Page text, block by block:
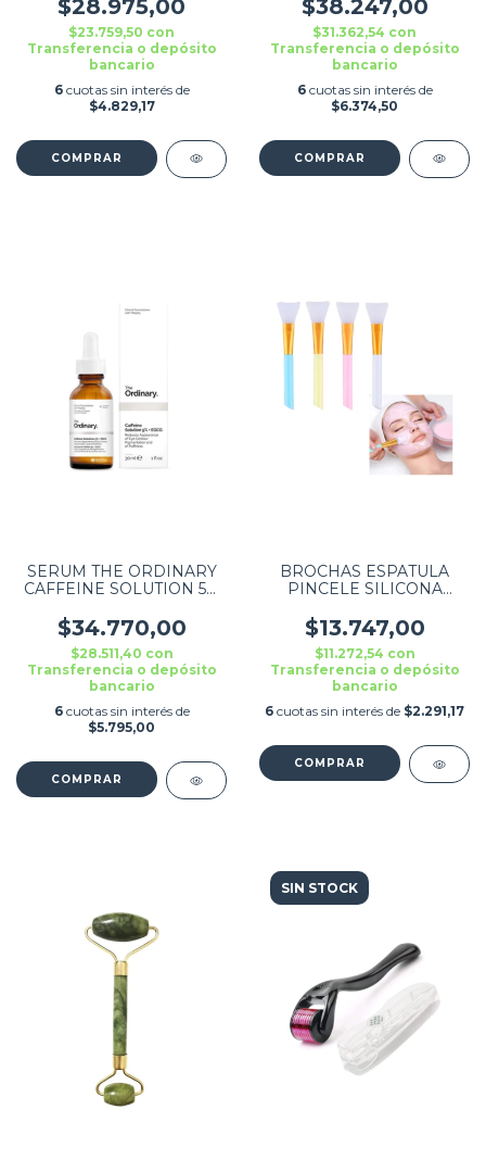
30ML
$28.975,00
$23.759,50 con
Transferencia o depósito
bancario
6 cuotas sin interés de
$4.829,17
$38.247,00
$31.362,54 con
Transferencia o depósito
bancario
6 cuotas sin interés de
$6.374,50
SERUM THE ORDINARY
CAFFEINE SOLUTION 5%
EYE SERUM DÍA/NOCHE
PARA TODO TIPO DE PI
$34.770,00
$28.511,40 con
Transferencia o depósito
bancario
6 cuotas sin interés de
$5.795,00
BROCHAS ESPATULA
PINCELE SILICONA
MAKEUP
$13.747,00
$11.272,54 con
Transferencia o depósito
bancario
6 cuotas sin interés de $2.291,17
SIN STOCK